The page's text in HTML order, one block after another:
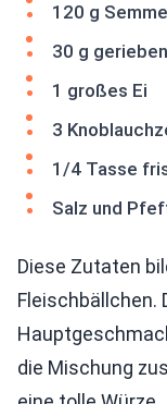
120 g
30 g
1 großes Ei
3
1/4 Tasse
Salz und
Diese Zutaten
Fleischbällchen.
die Mischung